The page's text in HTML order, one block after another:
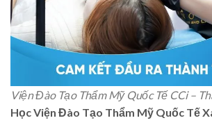
Viện Đào Tạo Thẩm Mỹ Quốc Tế CCi –
Học Viện Đào Tạo Thẩm Mỹ Quốc Tế